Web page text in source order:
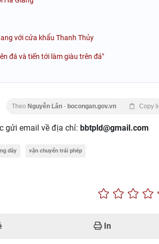
với cửa khẩu Thanh Thủy
đá và tiến tới làm giàu trên đá"
Theo Nguyễn Lân - bocongan.gov.vn Copy
gửi email về địa chỉ: bbtpld@gmail.com
dây vận chuyển trái phép
In